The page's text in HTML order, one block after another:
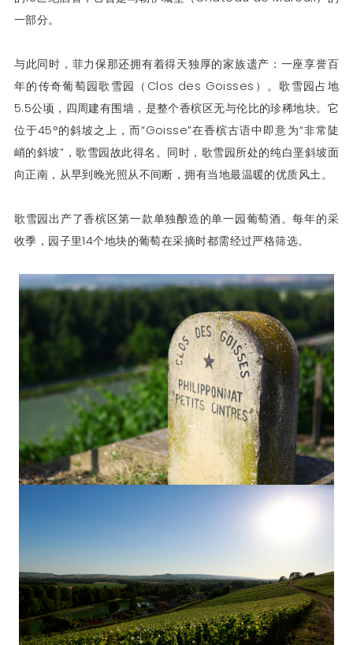
一部分。
与此同时，菲力保那还拥有着得天独厚的家族遗产：一座享誉百
年的传奇葡萄园歌雪园（Clos des Goisses）。歌雪园占地
5.5公顷，四周建有围墙，是整个香槟区无与伦比的珍稀地块。它
位于45°的斜坡之上，而“Goisse”在香槟古语中即意为“非常陡
峭的斜坡”，歌雪园故此得名。同时，歌雪园所处的纯白垩斜坡面
向正南，从早到晚光照从不间断，拥有当地最温暖的优质风土。
歌雪园出产了香槟区第一款单独酿造的单一园葡萄酒。每年的采
收季，园子里14个地块的葡萄在采摘时都需经过严格筛选。